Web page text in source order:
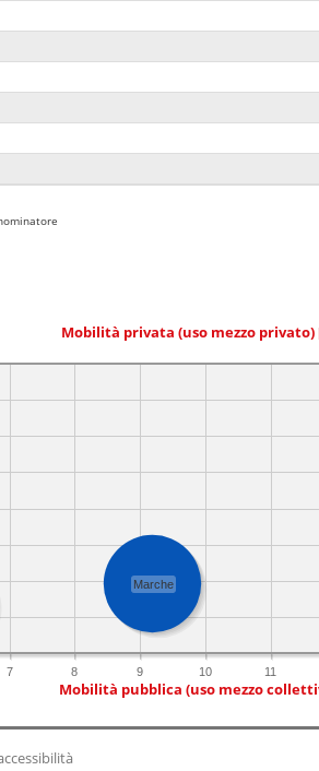
Mobilità privata (uso mezzo privato)
7 8 9 10 11
Marche
Mobilità pubblica (uso mezzo